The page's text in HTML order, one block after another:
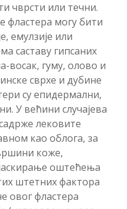
чврсти или течни.
фластера могу бити
емулзије или
саставу гипсаних
восак, гуму, олово и
сврхе и дубине
су епидермални,
У већини случајева
лековите
као облога, за
коже,
оштећења
штетних фактора
овог фластера